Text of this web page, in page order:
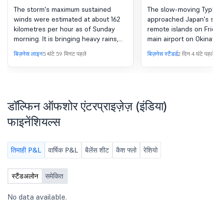
China prepares for heavy
rains
The storm's maximum sustained
winds were estimated at about 162
kilometres per hour as of Sunday
morning. It is bringing heavy rains,
creating a risk of severe flooding as
well as landslides
बिज़नेस लाइन5 घंटे 59 मिनट पहले
approaches
The slow-moving
approached Japan's
remote islands on
main airport on
and grounding all
of the island, while
hundreds of people to
Okinawa with
in their 70s were
two of them were
बिज़नेस स्टैंडर्ड2 दिन 4 घंटे पहले
डॉल्फिन ऑफशोर एंटरप्राइज़ेज़ (इंडिया)
फाइनेंशियल्स
तिमाही P&L वार्षिक P&L बैलेंस शीट कैश फ्लो रेशियो
स्टैंडअलोन समेकित
No data available.